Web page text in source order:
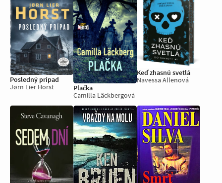
Posledný prípad
Jørn Lier Horst
Plačka
Camilla Läckbergová
Keď zhasnú svetlá
Navessa Allenová